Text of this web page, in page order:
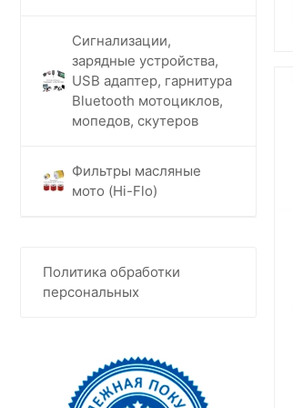
Сигнализации,
зарядные устройства,
USB адаптер, гарнитура
Bluetooth мотоциклов,
мопедов, скутеров
Фильтры масляные
мото (Hi-Flo)
Политика обработки
персональных